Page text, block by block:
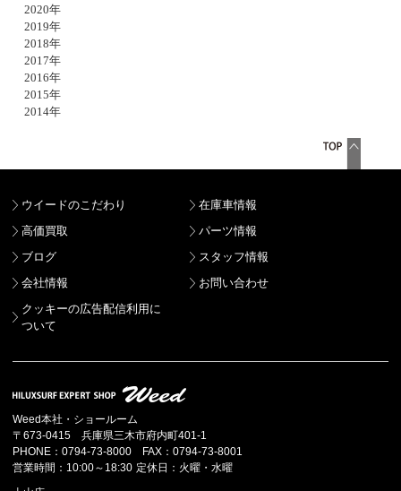
2020年
2019年
2018年
2017年
2016年
2015年
2014年
ウイードのこだわり
在庫車情報
高価買取
パーツ情報
ブログ
スタッフ情報
会社情報
お問い合わせ
クッキーの広告配信利用に
ついて
Weed本社・ショールーム
〒673-0415 兵庫県三木市府内町401-1
PHONE：0794-73-8000 FAX：0794-73-8001
営業時間：10:00～18:30 定休日：火曜・水曜